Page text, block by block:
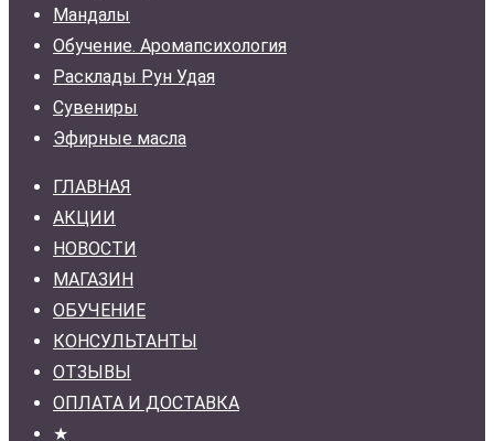
Мандалы
Обучение. Аромапсихология
Расклады Рун Удая
Сувениры
Эфирные масла
ГЛАВНАЯ
АКЦИИ
НОВОСТИ
МАГАЗИН
ОБУЧЕНИЕ
КОНСУЛЬТАНТЫ
ОТЗЫВЫ
ОПЛАТА И ДОСТАВКА
★